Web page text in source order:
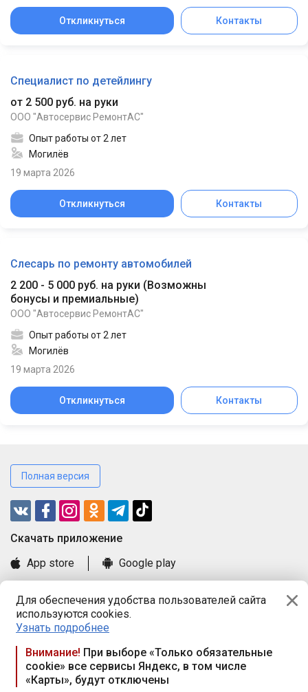
Для обеспечения удобства пользователей сайта
используются cookies.
Узнать подробнее
Внимание! При выборе «Только обязательные
cookie» все сервисы Яндекс, в том числе
«Карты», будут отключены
Откликнуться Контакты
Специалист по детейлингу
от 2 500 руб. на руки
ООО "Автосервис РемонтАС"
Опыт работы от 2 лет
Могилёв
19 марта 2026
Откликнуться Контакты
Слесарь по ремонту автомобилей
2 200 - 5 000 руб. на руки ( Возможны
бонусы и премиальные)
ООО "Автосервис РемонтАС"
Опыт работы от 2 лет
Могилёв
19 марта 2026
Откликнуться Контакты
Полная версия
Cкачать приложение
App store
Google play
Книга замечаний и предложений
Правила и документы
Praca.by © 2000—2026, ООО «ПРАЦА БАЙ»
Республика Беларусь, 220114, г. Минск, пр-т Независимости
117а, пом. № 9.